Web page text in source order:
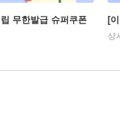
무한발급 슈퍼쿠폰 [
상